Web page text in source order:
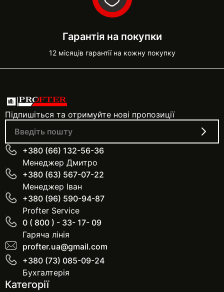
Гарантія на покупки
12 місяців гарантії на кожну покупку
Підпишіться та отримуйте нові пропозиції
+380 (66) 132-56-36
Менеджер Дмитро
+380 (63) 567-07-22
Менеджер Іван
+380 (96) 590-94-87
Profter Service
0 ( 800 ) - 33- 17- 09
Гаряча лінія
profter.ua@gmail.com
+380 (73) 085-09-24
Бухгалтерія
Категорії